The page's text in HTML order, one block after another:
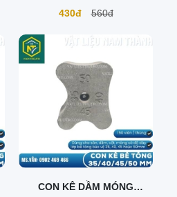
430đ
560đ
CON KÊ DẦM MÓNG